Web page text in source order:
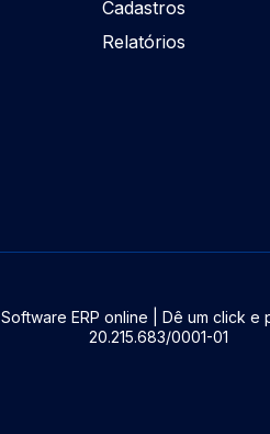
Cadastros
Relatórios
Software ERP online | Dê um click e
20.215.683/0001-01